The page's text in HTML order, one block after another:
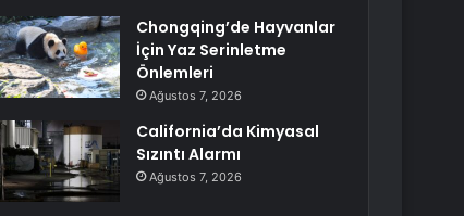
Chongqing’de Hayvanlar
İçin Yaz Serinletme
Önlemleri
Ağustos 7, 2026
California’da Kimyasal
Sızıntı Alarmı
Ağustos 7, 2026